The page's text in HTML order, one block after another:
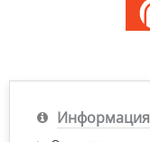
Информация